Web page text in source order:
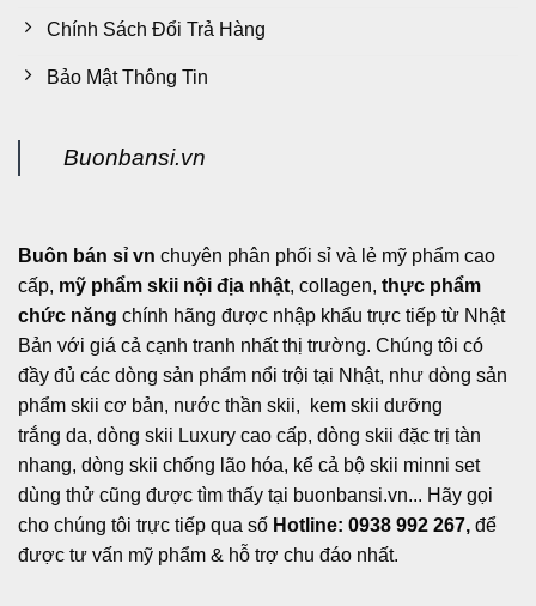
Chính Sách Đổi Trả Hàng
Bảo Mật Thông Tin
Buonbansi.vn
Buôn bán sỉ vn chuyên phân phối sỉ và lẻ mỹ phẩm cao
cấp, mỹ phẩm skii nội địa nhật, collagen, thực phẩm
chức năng chính hãng được nhập khẩu trực tiếp từ Nhật
Bản với giá cả cạnh tranh nhất thị trường. Chúng tôi có
đầy đủ các dòng sản phẩm nổi trội tại Nhật, như dòng sản
phẩm skii cơ bản, nước thần skii, kem skii dưỡng
trắng da, dòng skii Luxury cao cấp, dòng skii đặc trị tàn
nhang, dòng skii chống lão hóa, kể cả bộ skii minni set
dùng thử cũng được tìm thấy tại buonbansi.vn... Hãy gọi
cho chúng tôi trực tiếp qua số Hotline: 0938 992 267, để
được tư vấn mỹ phẩm & hỗ trợ chu đáo nhất.